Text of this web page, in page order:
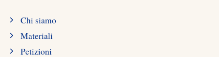
Chi siamo
Materiali
Petizioni